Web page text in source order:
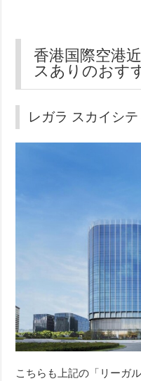
香港国際空港
スありのおす
レガラ スカイシ
こちらも上記の「リーガ